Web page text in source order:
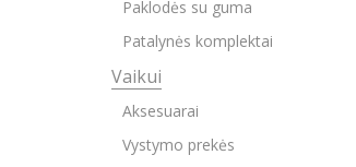
Paklodės su guma
Patalynės komplektai
Vaikui
Aksesuarai
Vystymo prekės